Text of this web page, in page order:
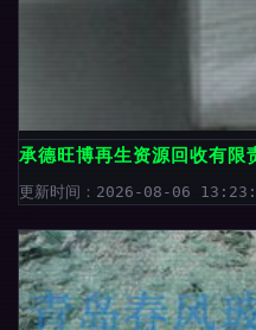
承德旺博再生资源回收有限
更新时间：2026-08-06